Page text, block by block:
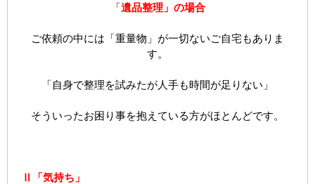
「遺品整理」の場合
ご依頼の中には「重量物」が一切ないご自宅もありま
す。
「自身で整理を試みたが人手も時間が足りない」
そういったお困り事を抱えている方がほとんどです。
Ⅱ「気持ち」